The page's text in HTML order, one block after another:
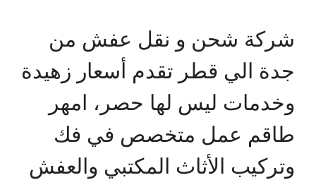
شركة شحن و نقل عفش من
جدة الي قطر تقدم أسعار زهيدة
وخدمات ليس لها حصر، امهر
طاقم عمل متخصص في فك
وتركيب الأثاث المكتبي والعفش